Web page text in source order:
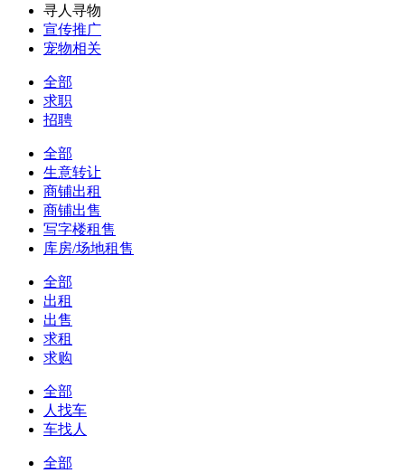
寻人寻物
宣传推广
宠物相关
全部
求职
招聘
全部
生意转让
商铺出租
商铺出售
写字楼租售
库房/场地租售
全部
出租
出售
求租
求购
全部
人找车
车找人
全部